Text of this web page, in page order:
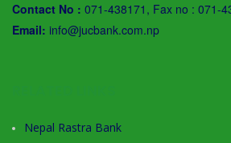
Contact No : 071-438171, Fax no : 071-
Email: info@jucbank.com.np
Nepal Rastra Bank